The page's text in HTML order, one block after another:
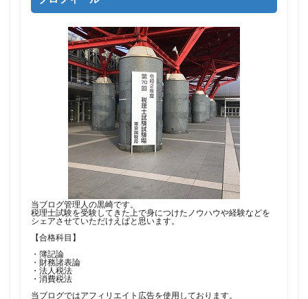
当ブログ管理人の黒崎です。
税理士試験を受験してきた上で身につけたノウハウや経験などを
シェアさせていただけえばと思います。
【合格科目】
・簿記論
・財務諸表論
・法人税法
・消費税法
当ブログではアフィリエイト広告を使用しております。